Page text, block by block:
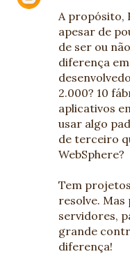
A propósito,
apesar de
de ser ou
diferença
2.000? 10
aplicativos
usar algo
de terceiro
WebSphere?
Tem
resolve.
servidores,
grande
diferença!